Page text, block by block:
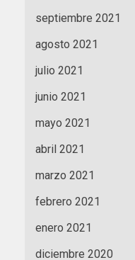
septiembre 2021
agosto 2021
julio 2021
junio 2021
mayo 2021
abril 2021
marzo 2021
febrero 2021
enero 2021
diciembre 2020